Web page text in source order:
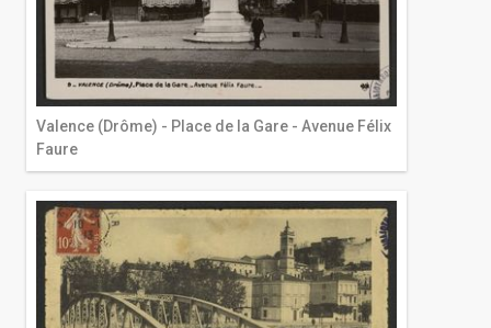
Valence (Drôme) - Place de la Gare - Avenue Félix
Faure